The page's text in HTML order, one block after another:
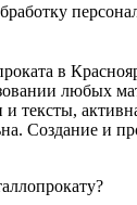
в
любых
тексты,
Создание и